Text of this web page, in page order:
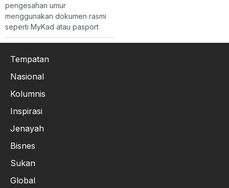
pengesahan umur
menggunakan dokumen rasmi
seperti MyKad atau pasport
Tempatan
Nasional
Kolumnis
Inspirasi
Jenayah
Bisnes
Sukan
Global